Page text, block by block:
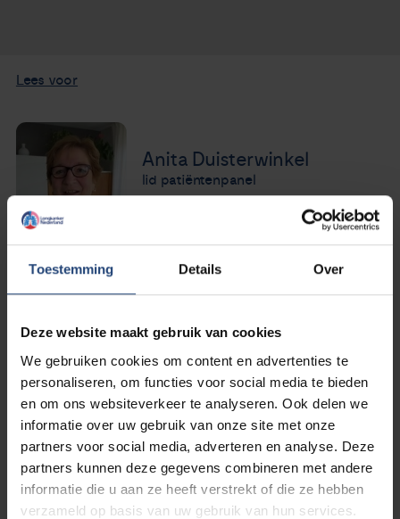
Toestemming Details Over
Deze website maakt gebruik van cookies
We gebruiken cookies om content en advertenties te
personaliseren, om functies voor social media te bieden
en om ons websiteverkeer te analyseren. Ook delen we
informatie over uw gebruik van onze site met onze
partners voor social media, adverteren en analyse. Deze
partners kunnen deze gegevens combineren met andere
informatie die u aan ze heeft verstrekt of die ze hebben
verzameld op basis van uw gebruik van hun services.
Agenda
Over ons
Zorgverleners
Contact
Lees voor
Anita Duisterwinkel
lid patiëntenpanel
Facebookgroep voor patiënten met longkanker met de
BRAF mutatie.
Op 20 februari is deze lieve, bescheiden vrouw overleden.